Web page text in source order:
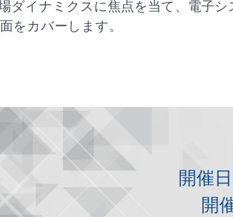
ダイナミクスに焦点を当て、電子
をカバーします。
開催日
開